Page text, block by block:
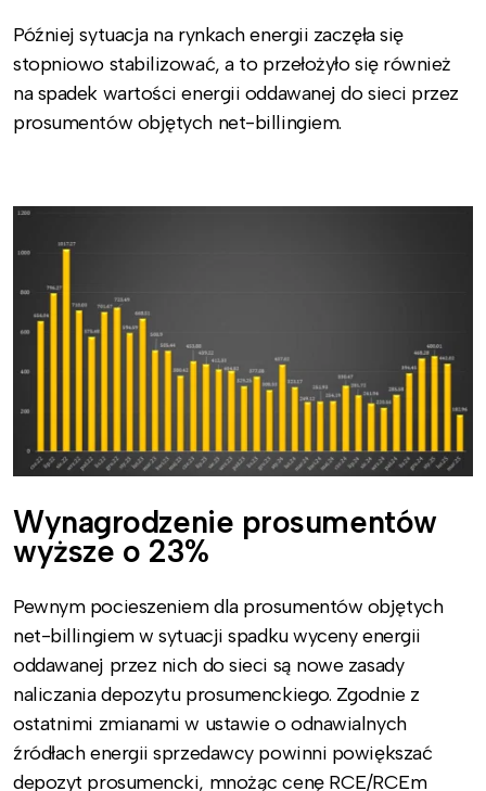
Później sytuacja na rynkach energii zaczęła się
stopniowo stabilizować, a to przełożyło się również
na spadek wartości energii oddawanej do sieci przez
prosumentów objętych net-billingiem.
Wynagrodzenie prosumentów
wyższe o 23%
Pewnym pocieszeniem dla prosumentów objętych
net-billingiem w sytuacji spadku wyceny energii
oddawanej przez nich do sieci są nowe zasady
naliczania depozytu prosumenckiego. Zgodnie z
ostatnimi zmianami w ustawie o odnawialnych
źródłach energii sprzedawcy powinni powiększać
depozyt prosumencki, mnożąc cenę RCE/RCEm